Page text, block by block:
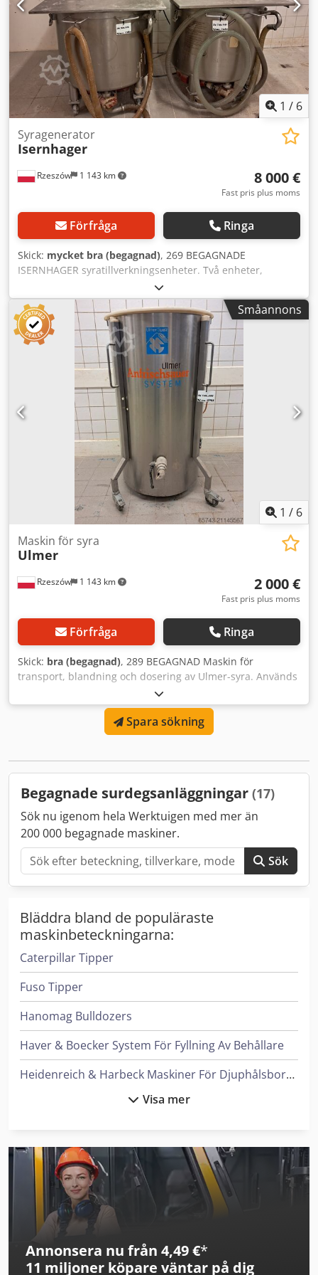
1 / 6
Rzeszów 1 143 km
Syragenerator
Isernhager
8 000 €
Fast pris plus moms
Förfråga Ringa
Skick: mycket bra (begagnad), 269 BEGAGNADE
ISERNHAGER syratillverkningsenheter. Två enheter,
arbetar tillsammans, det finns en styrning för 2 tankar.
TEKNISKA DATA: - kapacitet per tank: 300 L. YTTERMÅTT (i
cm): - höjd: 92, - bredd: 90, - längd: 95. - tankhöjd: 62,
Dodpfx Asyc Urlsczekr - tankbredd: 79. Angivet pris är
netto. VI TALAR ENGELSKA, TYSKA, FRANSKA, RYSKA,
UKRAINSKA.
Småannons
1 / 6
Rzeszów 1 143 km
Maskin för syra
Ulmer
2 000 €
Fast pris plus moms
Förfråga Ringa
Skick: bra (begagnad), 289 BEGAGNAD Maskin för
transport, blandning och dosering av Ulmer-syra. Används
för försurningstransport i bageri. Upprätthåller konstant
konsistens, utrustad med omrörare. Dedpfx Acsygl T Uozjkr
TEKNISKA DATA: - kapacitet ca 250 L. Angivet pris är
exklusive moms. VI TALAR ENGELSKA, TYSKA, FRANSKA,
Spara sökning
Begagnade surdegsanläggningar (17)
Sök nu igenom hela Werktuigen med mer än
200 000 begagnade maskiner.
Sök
Bläddra bland de populäraste
maskinbeteckningarna:
Caterpillar Tipper
Fuso Tipper
Hanomag Bulldozers
Haver & Boecker System För Fyllning Av Behållare
Heidenreich & Harbeck Maskiner För Djuphålsborrning
Ingersoll Rand Kompressorer
Komatsu Bulldozers
Leif & Lorentz Spridare För Lim
Liebherr Bulldozers
Linde Reachstacker
Visa mer
Annonsera nu från 4,49 €*
11 miljoner köpare väntar på dig